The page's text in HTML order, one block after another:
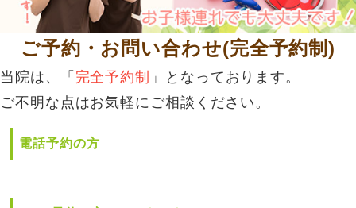
ご予約・お問い合わせ(完全予約制)
当院は、「 完全予約制 」となっております。
ご不明な点はお気軽にご相談ください。
電話予約の方